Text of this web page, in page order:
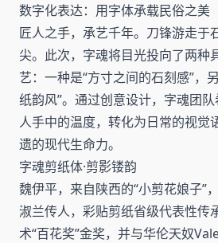
数字化表达：用字体承载民俗之美
匠人之手，承艺千年。刀锋游走于
尖。此次，字魂将目光投向了两种
艺：一种是“方寸之间的石刻感”，
纸韵风”。通过创意设计，字魂团
人手中的温度，转化为日常的视觉
遗的现代生命力。
字魂剪纸体·剪影镂韵
魏伊平，来自陕西的“小剪花娘子”
淑兰传人，彩贴剪纸省级代表性传
术“百花奖”金奖，并与华伦天奴